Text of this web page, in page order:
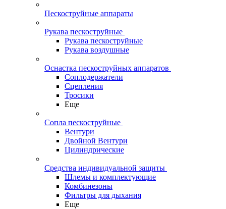
Пескоструйные аппараты
Рукава пескоструйные
Рукава пескоструйные
Рукава воздушные
Оснастка пескоструйных аппаратов
Соплодержатели
Сцепления
Тросики
Еще
Сопла пескоструйные
Вентури
Двойной Вентури
Цилиндрические
Средства индивидуальной защиты
Шлемы и комплектующие
Комбинезоны
Фильтры для дыхания
Еще